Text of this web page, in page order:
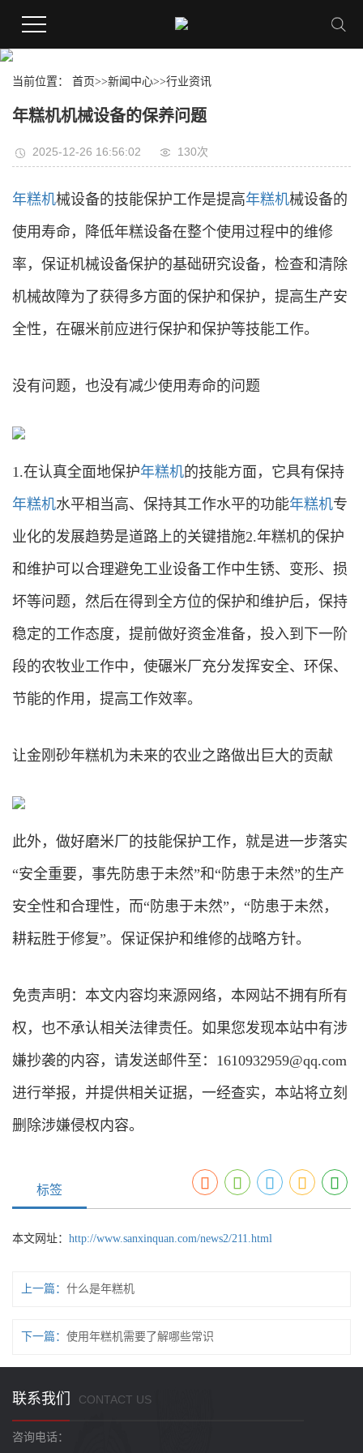
当前位置： 首页>>新闻中心>>行业资讯
年糕机机械设备的保养问题
2025-12-26 16:56:02 130次
年糕机械设备的技能保护工作是提高年糕机械设备的
使用寿命，降低年糕设备在整个使用过程中的维修
率，保证机械设备保护的基础研究设备，检查和清除
机械故障为了获得多方面的保护和保护，提高生产安
全性，在碾米前应进行保护和保护等技能工作。
没有问题，也没有减少使用寿命的问题
1.在认真全面地保护年糕机的技能方面，它具有保持
年糕机水平相当高、保持其工作水平的功能年糕机专
业化的发展趋势是道路上的关键措施2.年糕机的保护
和维护可以合理避免工业设备工作中生锈、变形、损
坏等问题，然后在得到全方位的保护和维护后，保持
稳定的工作态度，提前做好资金准备，投入到下一阶
段的农牧业工作中，使碾米厂充分发挥安全、环保、
节能的作用，提高工作效率。
让金刚砂年糕机为未来的农业之路做出巨大的贡献
此外，做好磨米厂的技能保护工作，就是进一步落实
“安全重要，事先防患于未然”和“防患于未然”的生产
安全性和合理性，而“防患于未然”，“防患于未然，
耕耘胜于修复”。保证保护和维修的战略方针。
免责声明：本文内容均来源网络，本网站不拥有所有
权，也不承认相关法律责任。如果您发现本站中有涉
嫌抄袭的内容，请发送邮件至：1610932959@qq.com
进行举报，并提供相关证据，一经查实，本站将立刻
删除涉嫌侵权内容。
标签
本文网址： http://www.sanxinquan.com/news2/211.html
上一篇： 什么是年糕机
下一篇： 使用年糕机需要了解哪些常识
联系我们 CONTACT US
咨询电话：